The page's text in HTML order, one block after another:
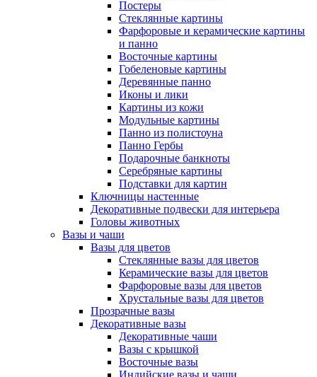
Постеры
Стеклянные картины
Фарфоровые и керамические картины
и панно
Восточные картины
Гобеленовые картины
Деревянные панно
Иконы и лики
Картины из кожи
Модульные картины
Панно из полистоуна
Панно Гербы
Подарочные банкноты
Серебряные картины
Подставки для картин
Ключницы настенные
Декоративные подвески для интерьера
Головы животных
Вазы и чаши
Вазы для цветов
Стеклянные вазы для цветов
Керамические вазы для цветов
Фарфоровые вазы для цветов
Хрустальные вазы для цветов
Прозрачные вазы
Декоративные вазы
Декоративные чаши
Вазы с крышкой
Восточные вазы
Индийские вазы и чаши